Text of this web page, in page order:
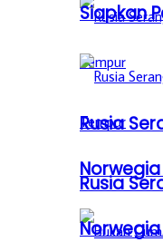
Rusia
Siapkan
Rusia